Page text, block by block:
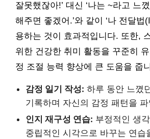
잘못했잖아!’ 대신 ‘나는 ~라고 느
해주면 좋겠어.’와 같이 ‘나 전달법
용하는 것이 효과적입니다. 또한,
위한 건강한 취미 활동을 꾸준히
정 조절 능력 향상에 큰 도움을 줍
감정 일기 작성: 하루 동안 느꼈
기록하며 자신의 감정 패턴을
인지 재구성 연습: 부정적인 생
중립적인 시각으로 바꾸는 연습